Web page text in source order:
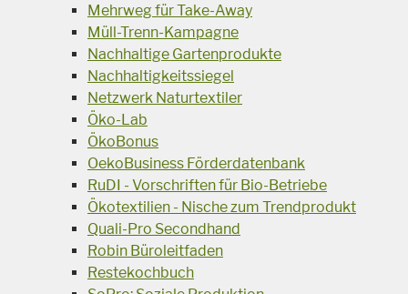
Mehrweg für Take-Away
Müll-Trenn-Kampagne
Nachhaltige Gartenprodukte
Nachhaltigkeitssiegel
Netzwerk Naturtextiler
Öko-Lab
ÖkoBonus
OekoBusiness Förderdatenbank
RuDI - Vorschriften für Bio-Betriebe
Ökotextilien - Nische zum Trendprodukt
Quali-Pro Secondhand
Robin Büroleitfaden
Restekochbuch